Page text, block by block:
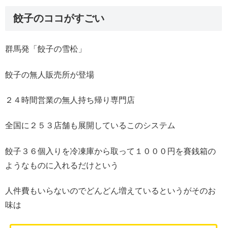
餃子のココがすごい
群馬発「餃子の雪松」
餃子の無人販売所が登場
２４時間営業の無人持ち帰り専門店
全国に２５３店舗も展開しているこのシステム
餃子３６個入りを冷凍庫から取って１０００円を賽銭箱の
ようなものに入れるだけという
人件費もいらないのでどんどん増えているというがそのお
味は